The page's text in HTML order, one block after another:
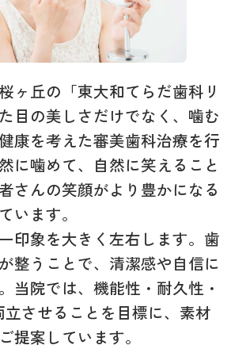
ヶ丘の「東大和てらだ歯科リ
目の美しさだけでなく、噛む
康を考えた審美歯科治療を行
に噛めて、自然に笑えること
さんの笑顔がより豊かになる
います。
印象を大きく左右します。歯
整うことで、清潔感や自信に
当院では、機能性・耐久性・
立させることを目標に、素材
提案しています。